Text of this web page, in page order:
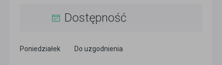
Dostępność
Poniedziałek Do uzgodnienia